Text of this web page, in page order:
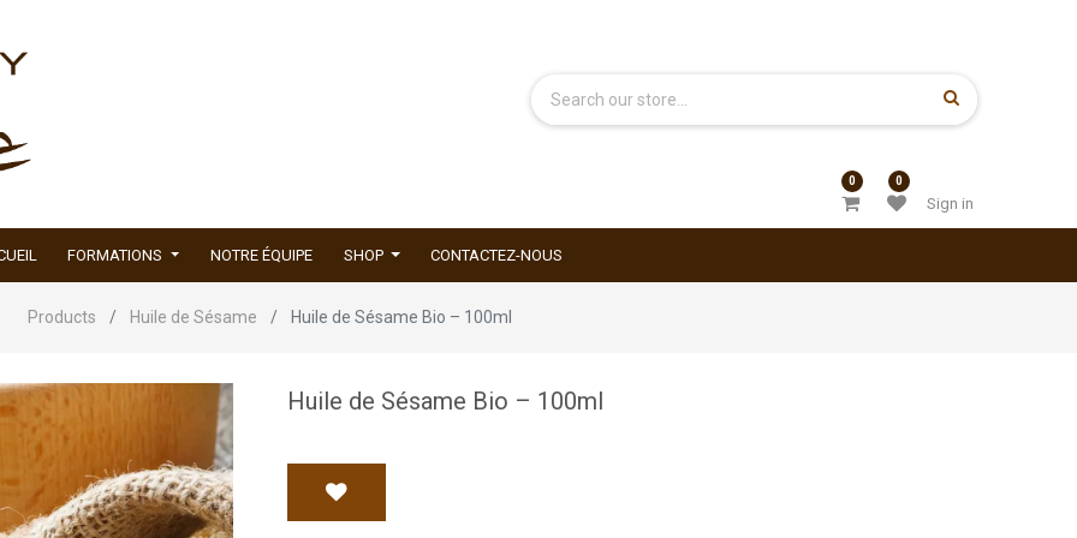
0 0
Sign in
FORMATIONS NOTRE ÉQUIPE SHOP CONTACTEZ-NOUS
Products Huile de Sésame Huile de Sésame Bio – 100ml
Huile de Sésame Bio – 100ml